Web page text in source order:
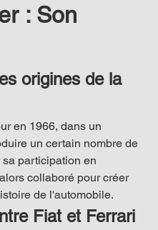
: Son
origines de la
en 1966, dans un
un certain nombre de
participation en
collaboré pour créer
de l'automobile.
Fiat et Ferrari